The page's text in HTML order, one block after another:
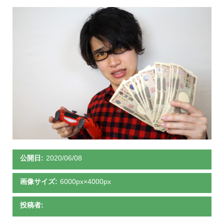
公開日: 2020/06/08
画像サイズ: 6000px×4000px
投稿者: